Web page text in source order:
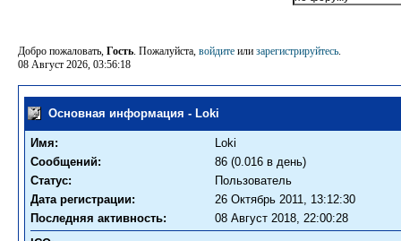
Добро пожаловать, Гость. Пожалуйста, войдите или зарегистрируйтесь.
08 Август 2026, 03:56:18
Основная информация - Loki
Имя:
Loki
Сообщений:
86 (0.016 в день)
Статус:
Пользователь
Дата регистрации:
26 Октябрь 2011, 13:12:30
Последняя активность:
08 Август 2018, 22:00:28